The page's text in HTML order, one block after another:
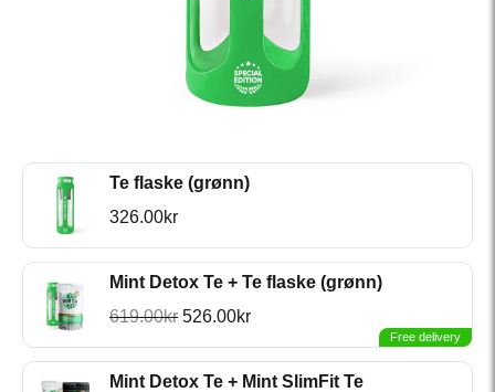
Te flaske (grønn)
326.00kr
Mint Detox Te + Te flaske (grønn)
619.00kr 526.00kr
Free delivery
Mint Detox Te + Mint SlimFit Te